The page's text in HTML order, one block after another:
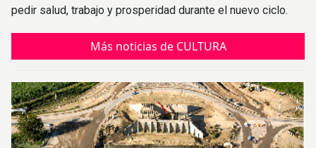
pedir salud, trabajo y prosperidad durante el nuevo ciclo.
Más noticias de CULTURA